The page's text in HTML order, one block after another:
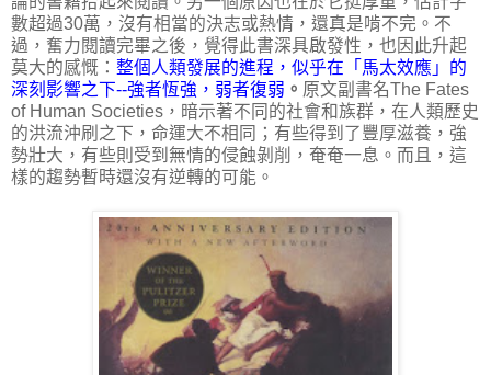
數超過30萬，沒有相當的決志或熱情，還真是啃不完。不
過，奮力閱讀完畢之後，覺得此書深具啟發性，也因此升起
莫大的感慨： 整個人類發展的進程，似乎在「馬太效應」的
深刻影響之下--強者恆強，弱者復弱 。 原文副書名The Fates
of Human Societies，暗示著不同的社會和族群，在人類歷史
的洪流沖刷之下，命運大不相同；有些得到了豐厚滋養，強
勢壯大，有些則受到無情的侵蝕剝削，奄奄一息。而且，這
樣的趨勢暫時還沒有逆轉的可能。